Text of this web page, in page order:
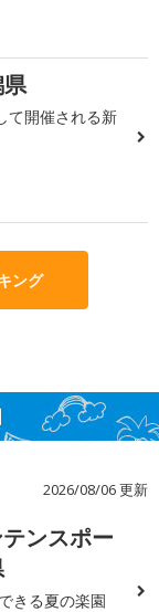
て開催される新
ング
2026/08/06 更新
ンスポー
きる夏の楽園